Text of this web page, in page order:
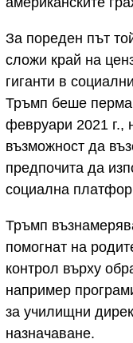
За пореден път
сложи край на
гиганти в
Тръмп беше
февруари 2021 г.,
възможност да
предпочита да
социална
Тръмп
помогнат на
контрол върху
например
за училищни
назначаване.